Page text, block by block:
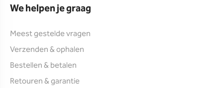
We helpen je graag
Meest gestelde vragen
Verzenden & ophalen
Bestellen & betalen
Retouren & garantie